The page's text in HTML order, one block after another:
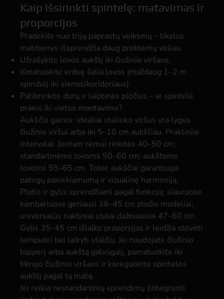
Kaip išsirinkti spintelę: matavimas ir
proporcijos
Pradėkite nuo trijų paprastų veiksmų – tikslus
matmenys išsprendžia daug problemų vėliau.
Užrašykite lovos aukštį iki čiužinio viršaus.
Išmatuokite erdvę šalia lovos (maždaug 1–2 m
spindulį iki sienos/koridoriaus).
Patikrinkite durų ir laiptinės pločius – ar spintelė
praeis iki vietos montavimo?
Aukščio gairės: idealiai staliuko viršus yra lygus
čiužinio viršui arba iki 5–10 cm aukščiau. Praktiniai
intervalai: žemam rėmui rinkitės 40–50 cm;
standartinėms lovoms 50–60 cm; aukštoms
lovoms 55–65 cm. Tokie aukščiai garantuoja
patogų pasiekiamumą ir vizualinę harmoniją.
Plotis ir gylis sprendžiami pagal funkciją: siauruose
kambariuose geriausi 38–45 cm pločio modeliai;
universalūs naktiniai stalai dažniausiai 47–60 cm.
Gylis 35–45 cm išlaiko proporcijas ir leidžia stovėti
lemputei bei laikyti stalčių. Jei naudojate čiužinio
topperį arba aukštą galvūgalį, pamatuokite iki
tikrojo čiužinio viršaus ir koreguokite spintelės
aukštį pagal tą matą.
Jei reikia nestandartinių sprendimų (integruoti